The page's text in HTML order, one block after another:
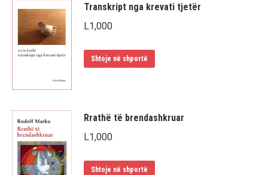
Transkript nga krevati tjetër
L1,000
Shtoje në shportë
Rrathë të brendashkruar
L1,000
Shtoje në shportë